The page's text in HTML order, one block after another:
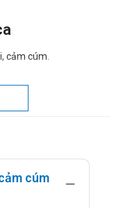
cảm cúm.
x 3 lần/ngày.
cúm